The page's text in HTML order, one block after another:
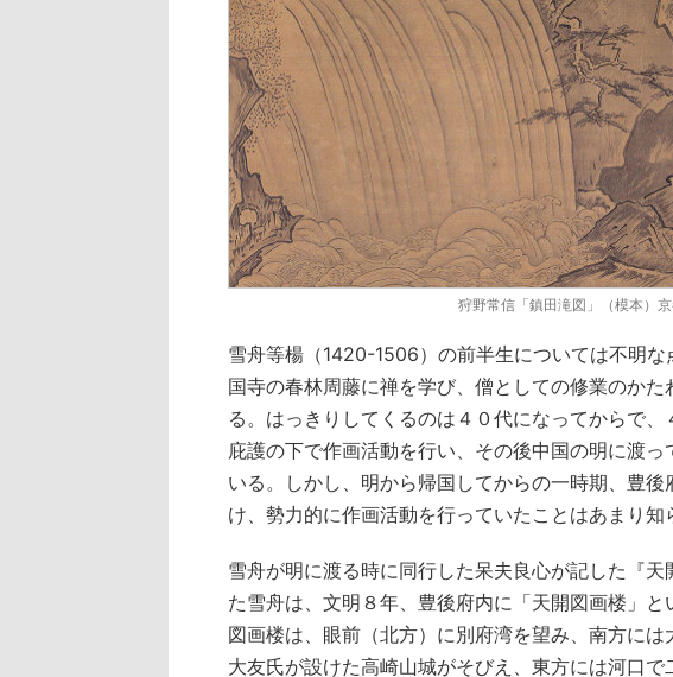
狩野常信「鎮田滝図」（模本）
雪舟等楊（1420-1506）の前半生については不明
国寺の春林周藤に禅を学び、僧としての修業のか
る。はっきりしてくるのは４０代になってからで
庇護の下で作画活動を行い、その後中国の明に渡
いる。しかし、明から帰国してからの一時期、豊
け、勢力的に作画活動を行っていたことはあまり知
雪舟が明に渡る時に同行した呆夫良心が記した『
た雪舟は、文明８年、豊後府内に「天開図画楼」
図画楼は、眼前（北方）に別府湾を望み、南方に
大友氏が設けた高崎山城がそびえ、東方には河口